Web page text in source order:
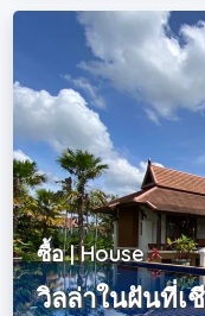
ซื้อ | House
วิลล่าในฝันที่เ